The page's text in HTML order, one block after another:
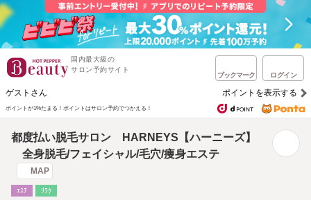
国内最大級の
サロン予約サイト
ブックマーク ログイン
ゲストさん ポイントを表示する
ポイントが1%たまる！ ポイントはサロン予約でつかえる！
都度払い脱毛サロン HARNEYS【ハーニーズ】
全身脱毛/フェイシャル/毛穴/痩身エステ
MAP
ｴｽﾃ ﾘﾗｸ